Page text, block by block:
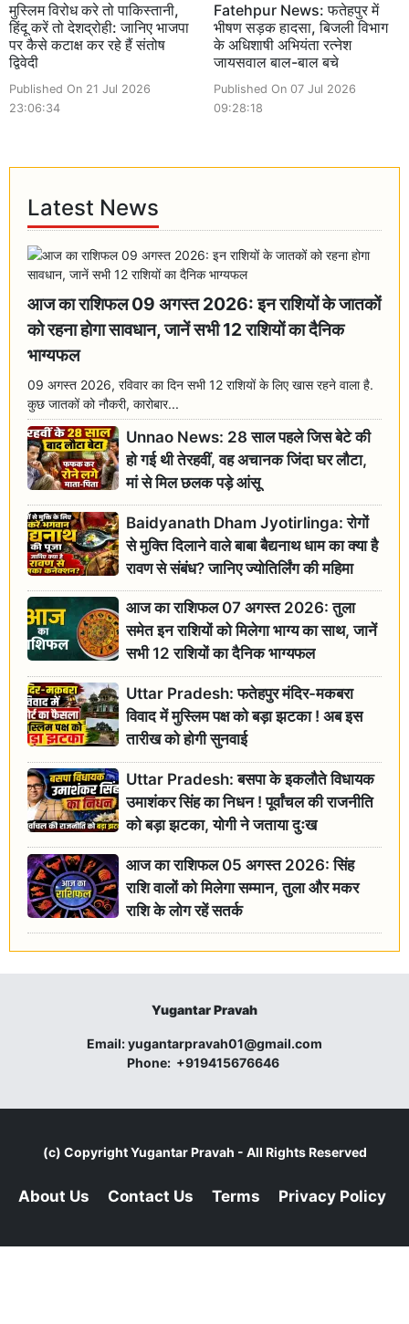
मुस्लिम विरोध करे तो पाकिस्तानी,
हिंदू करें तो देशद्रोही: जानिए भाजपा
पर कैसे कटाक्ष कर रहे हैं संतोष
द्विवेदी
Published On 21 Jul 2026
23:06:34
Fatehpur News: फतेहपुर में
भीषण सड़क हादसा, बिजली विभाग
के अधिशाषी अभियंता रत्नेश
जायसवाल बाल-बाल बचे
Published On 07 Jul 2026
09:28:18
Latest News
आज का राशिफल 09 अगस्त 2026: इन राशियों के जातकों
को रहना होगा सावधान, जानें सभी 12 राशियों का दैनिक
भाग्यफल
09 अगस्त 2026, रविवार का दिन सभी 12 राशियों के लिए खास रहने वाला है.
कुछ जातकों को नौकरी, कारोबार...
Unnao News: 28 साल पहले जिस बेटे की
हो गई थी तेरहवीं, वह अचानक जिंदा घर लौटा,
मां से मिल छलक पड़े आंसू
Baidyanath Dham Jyotirlinga: रोगों
से मुक्ति दिलाने वाले बाबा बैद्यनाथ धाम का क्या है
रावण से संबंध? जानिए ज्योतिर्लिंग की महिमा
आज का राशिफल 07 अगस्त 2026: तुला
समेत इन राशियों को मिलेगा भाग्य का साथ, जानें
सभी 12 राशियों का दैनिक भाग्यफल
Uttar Pradesh: फतेहपुर मंदिर-मकबरा
विवाद में मुस्लिम पक्ष को बड़ा झटका ! अब इस
तारीख को होगी सुनवाई
Uttar Pradesh: बसपा के इकलौते विधायक
उमाशंकर सिंह का निधन ! पूर्वांचल की राजनीति
को बड़ा झटका, योगी ने जताया दुःख
आज का राशिफल 05 अगस्त 2026: सिंह
राशि वालों को मिलेगा सम्मान, तुला और मकर
राशि के लोग रहें सतर्क
Yugantar Pravah
Email:yugantarpravah01@gmail.com
Phone: +919415676646
(c) CopyrightYugantar Pravah - All Rights Reserved
About Us Contact Us Terms Privacy Policy